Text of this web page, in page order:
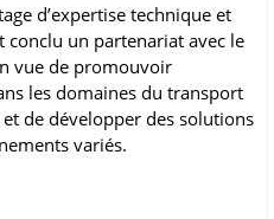
d’expertise technique et
conclu un partenariat avec le
vue de promouvoir
les domaines du transport
de développer des solutions
variés.